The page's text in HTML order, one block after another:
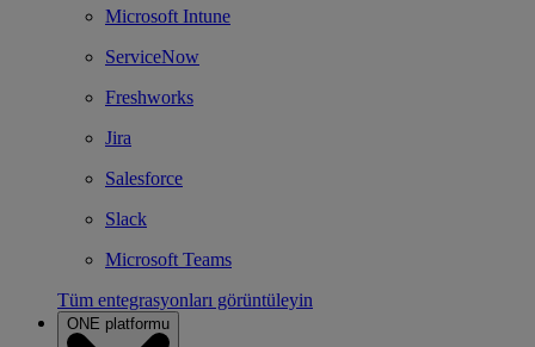
Microsoft Intune
ServiceNow
Freshworks
Jira
Salesforce
Slack
Microsoft Teams
Tüm entegrasyonları görüntüleyin
ONE platformu